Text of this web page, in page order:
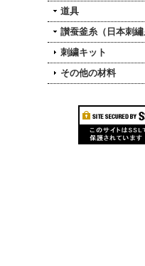
道具
讃蚕釜糸（日本刺繡
刺繍キット
その他の材料